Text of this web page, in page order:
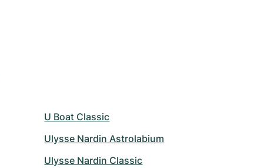
U Boat Classic
Ulysse Nardin Astrolabium
Ulysse Nardin Classic